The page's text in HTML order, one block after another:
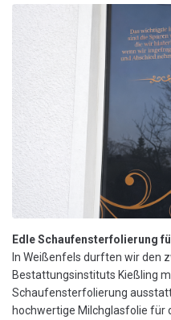
Edle Schaufensterfolierung
In Weißenfels durften wir den
Bestattungsinstituts Kießling
Schaufensterfolierung
hochwertige Milchglasfolie für